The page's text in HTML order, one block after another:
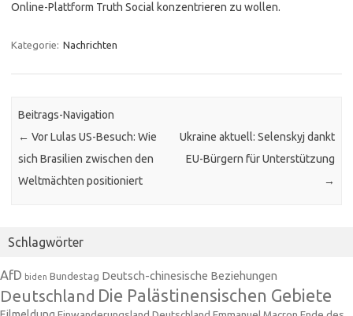
Online-Plattform Truth Social konzentrieren zu wollen.
Kategorie: Nachrichten
Beitrags-Navigation
← Vor Lulas US-Besuch: Wie
sich Brasilien zwischen den
Weltmächten positioniert
Ukraine aktuell: Selenskyj dankt
EU-Bürgern für Unterstützung
→
Schlagwörter
AfD biden Bundestag Deutsch-chinesische Beziehungen
Deutschland Die Palästinensischen Gebiete